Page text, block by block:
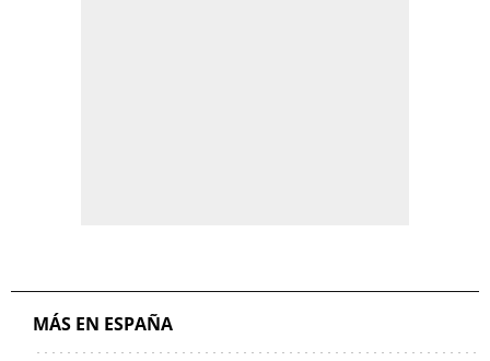
MÁS EN ESPAÑA